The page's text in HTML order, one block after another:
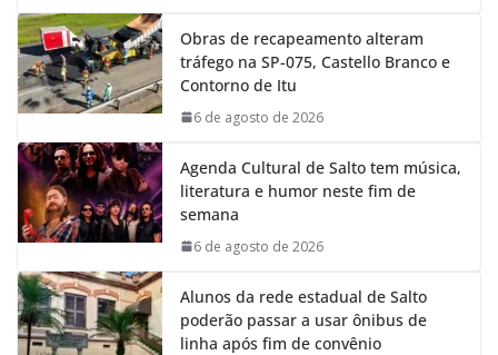
Obras de recapeamento alteram
tráfego na SP-075, Castello Branco e
Contorno de Itu
6 de agosto de 2026
Agenda Cultural de Salto tem música,
literatura e humor neste fim de
semana
6 de agosto de 2026
Alunos da rede estadual de Salto
poderão passar a usar ônibus de
linha após fim de convênio